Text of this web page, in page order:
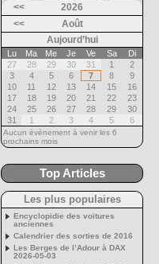
<<
2026
<<
Août
Aujourd’hui
Lu Ma Me Je Ve Sa
Di
27
28 29 30 31 1
2
3
4 5 6 7 8
9
10
11 12 13 14 15
16
17
18 19 20 21 22
23
24
25 26 27 28 29
30
31
1 2 3 4 5 6
Aucun évènement à venir les 6
prochains mois
Top Articles
Les plus populaires
Encyclopidie des voitures
anciennes
Calendrier des sorties de 2016
Les Berges de l’Adour à DAX
2026-05-03